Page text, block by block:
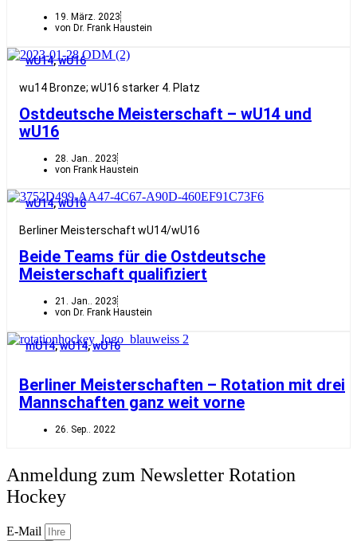
19. März. 2023
von Dr. Frank Haustein
wU14,wU16
wu14 Bronze; wU16 starker 4. Platz
Ostdeutsche Meisterschaft – wU14 und
wU16
28. Jan.. 2023
von Frank Haustein
wU14,wU16
Berliner Meisterschaft wU14/wU16
Beide Teams für die Ostdeutsche
Meisterschaft qualifiziert
21. Jan.. 2023
von Dr. Frank Haustein
mU14,wU14,wU16
Berliner Meisterschaften – Rotation mit drei
Mannschaften ganz weit vorne
26. Sep.. 2022
Anmeldung zum Newsletter Rotation
Hockey
E-Mail